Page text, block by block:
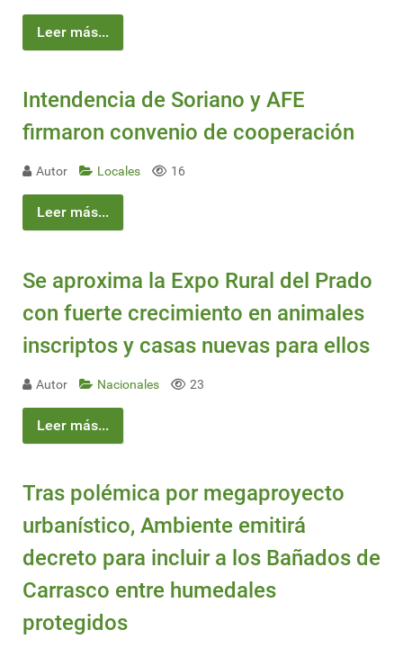
Leer más...
Intendencia de Soriano y AFE
firmaron convenio de cooperación
Autor Locales 16
Leer más...
Se aproxima la Expo Rural del Prado
con fuerte crecimiento en animales
inscriptos y casas nuevas para ellos
Autor Nacionales 23
Leer más...
Tras polémica por megaproyecto
urbanístico, Ambiente emitirá
decreto para incluir a los Bañados de
Carrasco entre humedales
protegidos